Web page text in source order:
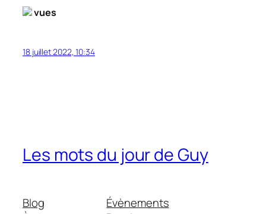
vues
18 juillet 2022, 10:34
Les mots du jour de Guy
Blog
Évènements